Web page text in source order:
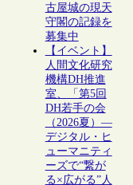
古屋城の現天
守閣の記録を
募集中
【イベント】
人間文化研究
機構DH推進
室、「第5回
DH若手の会
（2026夏）―
デジタル・ヒ
ューマニティ
ーズで“繋が
る×広がる”人